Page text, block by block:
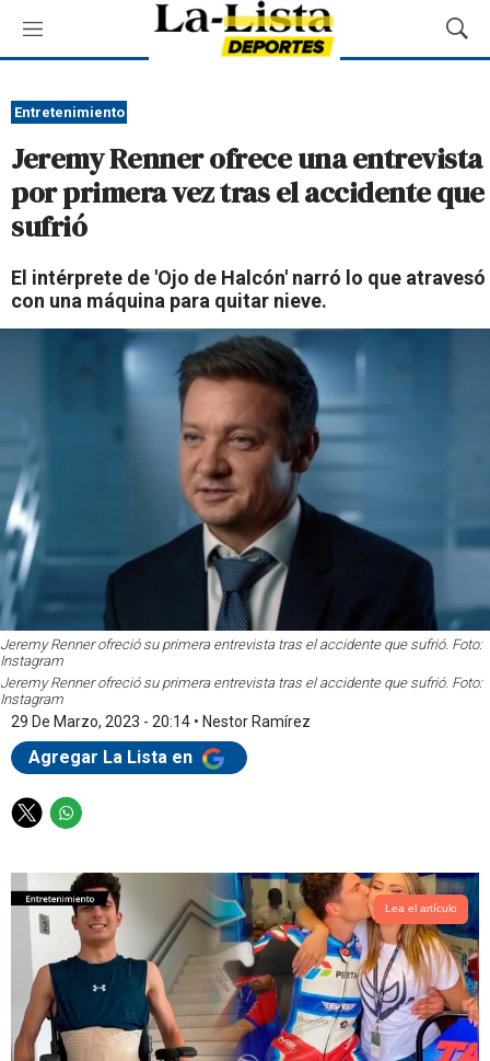
M
e
ú
M
o
a
r
B
q
u
Entretenimiento
Jeremy Renner ofrece una entrevista
por primera vez tras el accidente que
sufrió
El intérprete de 'Ojo de Halcón' narró lo que atravesó
con una máquina para quitar nieve.
Jeremy Renner ofreció su primera entrevista tras el accidente que sufrió. Foto:
Instagram
Jeremy Renner ofreció su primera entrevista tras el accidente que sufrió. Foto:
Instagram
29 De Marzo, 2023 - 20:14 • Nestor Ramírez
Agregar La Lista en
T
i
t
t
e
W
a
t
s
p
Lea el artículo